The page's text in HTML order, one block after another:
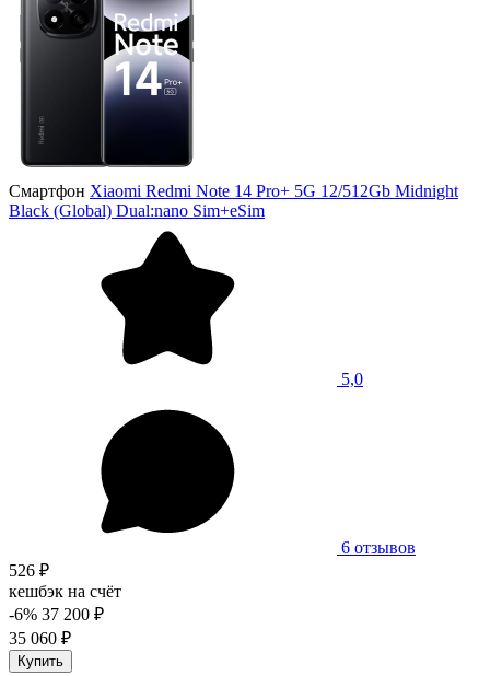
Смартфон Xiaomi Redmi Note 14 Pro+ 5G 12/512Gb Midnight
Black (Global) Dual:nano Sim+eSim
5,0
6 отзывов
526 ₽
кешбэк на счёт
-6% 37 200 ₽
35 060 ₽
Купить